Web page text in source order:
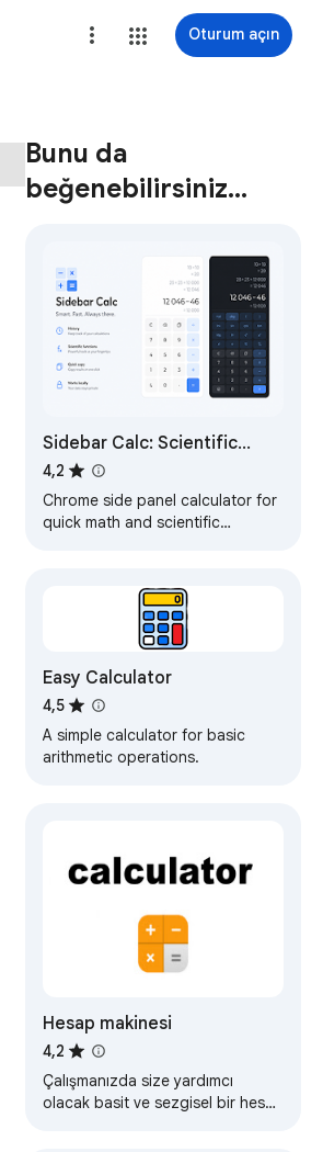
Oturum açın
Bunu da
beğenebilirsiniz…
Sidebar Calc: Scientific
Calculator
4,2
Chrome side panel calculator for
quick math and scientific
Easy Calculator
4,5
A simple calculator for basic
arithmetic operations.
Hesap makinesi
4,2
Çalışmanızda size yardımcı
olacak basit ve sezgisel bir hesap